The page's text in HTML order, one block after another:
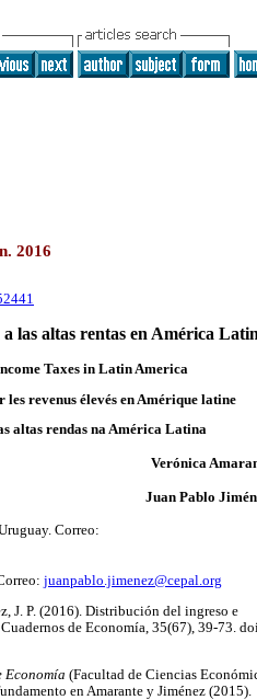
2016
las altas rentas en América
Taxes in Latin America
revenus élevés en Amérique latine
altas rendas na América Latina
Verónica
Juan Pablo
Correo:
juanpablo.jimenez@cepal.org
J. P. (2016). Distribución del ingreso e
de Economía, 35(67), 39-73.
Economía (Facultad de Ciencias
en Amarante y Jiménez (2015).